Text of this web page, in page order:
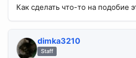
Как сделать что-то на подобие
dimka3210
Staff